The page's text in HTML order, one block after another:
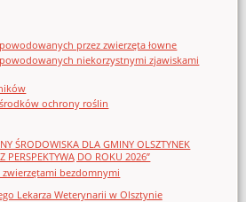
przez zwierzęta łowne
niekorzystnymi zjawiskami
ochrony roślin
ŚRODOWISKA DLA GMINY OLSZTYNEK
PERSPEKTYWĄ DO ROKU 2026”
bezdomnymi
Lekarza Weterynarii w Olsztynie